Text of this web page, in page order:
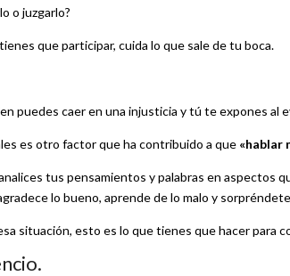
o juzgarlo?
que participar, cuida lo que sale de tu boca.
puedes caer en una injusticia y tú te expones al
es otro factor que ha contribuido a que «hablar
tus pensamientos y palabras en aspectos
lo bueno, aprende de lo malo y
situación, esto es lo que tienes que hacer para